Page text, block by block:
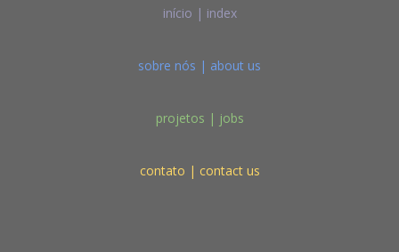
início | index
sobre nós | about us
projetos | jobs
contato | contact us